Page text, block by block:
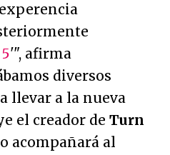
'", afirma
diversos
llevar a la nueva
el creador de Turn
acompañará al